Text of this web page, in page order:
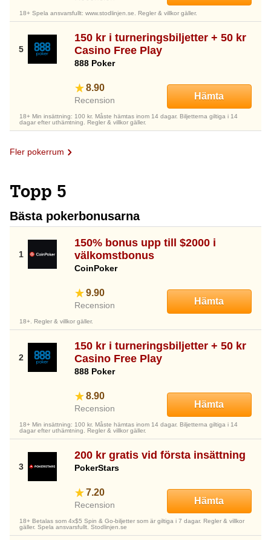
18+ Spela ansvarsfullt: www.stodlinjen.se. Regler & villkor gäller.
150 kr i turneringsbiljetter + 50 kr
Casino Free Play
888 Poker
8.90
Recension Hämta
18+ Min insättning: 100 kr. Måste hämtas inom 14 dagar. Biljetterna giltiga i 14
dagar efter uthämtning. Regler & villkor gäller.
Fler pokerrum
Topp 5
Bästa pokerbonusarna
150% bonus upp till $2000 i
välkomstbonus
CoinPoker
9.90
Recension Hämta
18+. Regler & villkor gäller.
150 kr i turneringsbiljetter + 50 kr
Casino Free Play
888 Poker
8.90
Recension Hämta
18+ Min insättning: 100 kr. Måste hämtas inom 14 dagar. Biljetterna giltiga i 14
dagar efter uthämtning. Regler & villkor gäller.
200 kr gratis vid första insättning
PokerStars
7.20
Recension Hämta
18+ Betalas som 4x$5 Spin & Go-biljetter som är giltiga i 7 dagar. Regler & villkor
gäller. Spela ansvarsfullt. Stodlinjen.se